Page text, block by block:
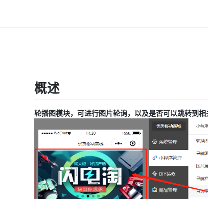
概述
轮播图模块，可进行图片轮询，以及是否可以跳转到